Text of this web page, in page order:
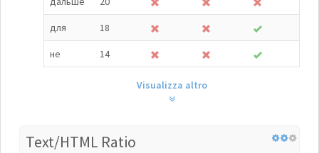
для 18
не 14
Visualizza altro
Text/HTML Ratio